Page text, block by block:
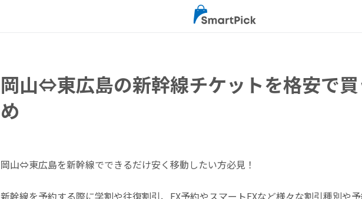
岡山⇔東広島の新幹線チケットを格安で
め
岡山⇔東広島を新幹線でできるだけ安く移動したい方必見！
新幹線を予約する際に学割や往復割引、EX予約やスマートEXなど様々な割引種別や